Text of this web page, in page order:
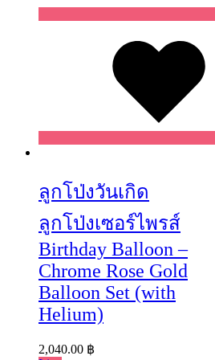
ลูกโป่งวันเกิด
ลูกโป่งเซอร์ไพรส์
Birthday Balloon –
Chrome Rose Gold
Balloon Set (with
Helium)
2,040.00 ฿